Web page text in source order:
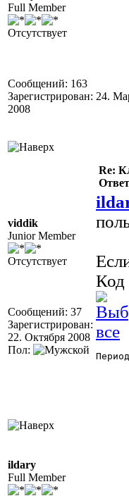
Full Member
Отсутствует
Сообщений: 163
Зарегистрирован: 24.
2008
viddik
Junior Member
Отсутствует
Сообщений: 37
Зарегистрирован:
22. Октября 2008
Пол:
Re:
Код
ildary
Full Member